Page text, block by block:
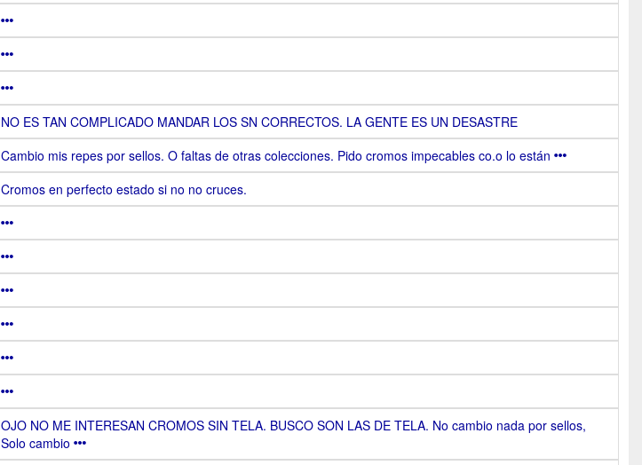
NO ES TAN COMPLICADO MANDAR LOS SN CORRECTOS. LA GENTE ES UN DESASTRE
Cambio mis repes por sellos. O faltas de otras colecciones. Pido cromos impecables co.o lo están
Cromos en perfecto estado si no no cruces.
OJO NO ME INTERESAN CROMOS SIN TELA. BUSCO SON LAS DE TELA. No cambio nada por sellos,
Solo cambio